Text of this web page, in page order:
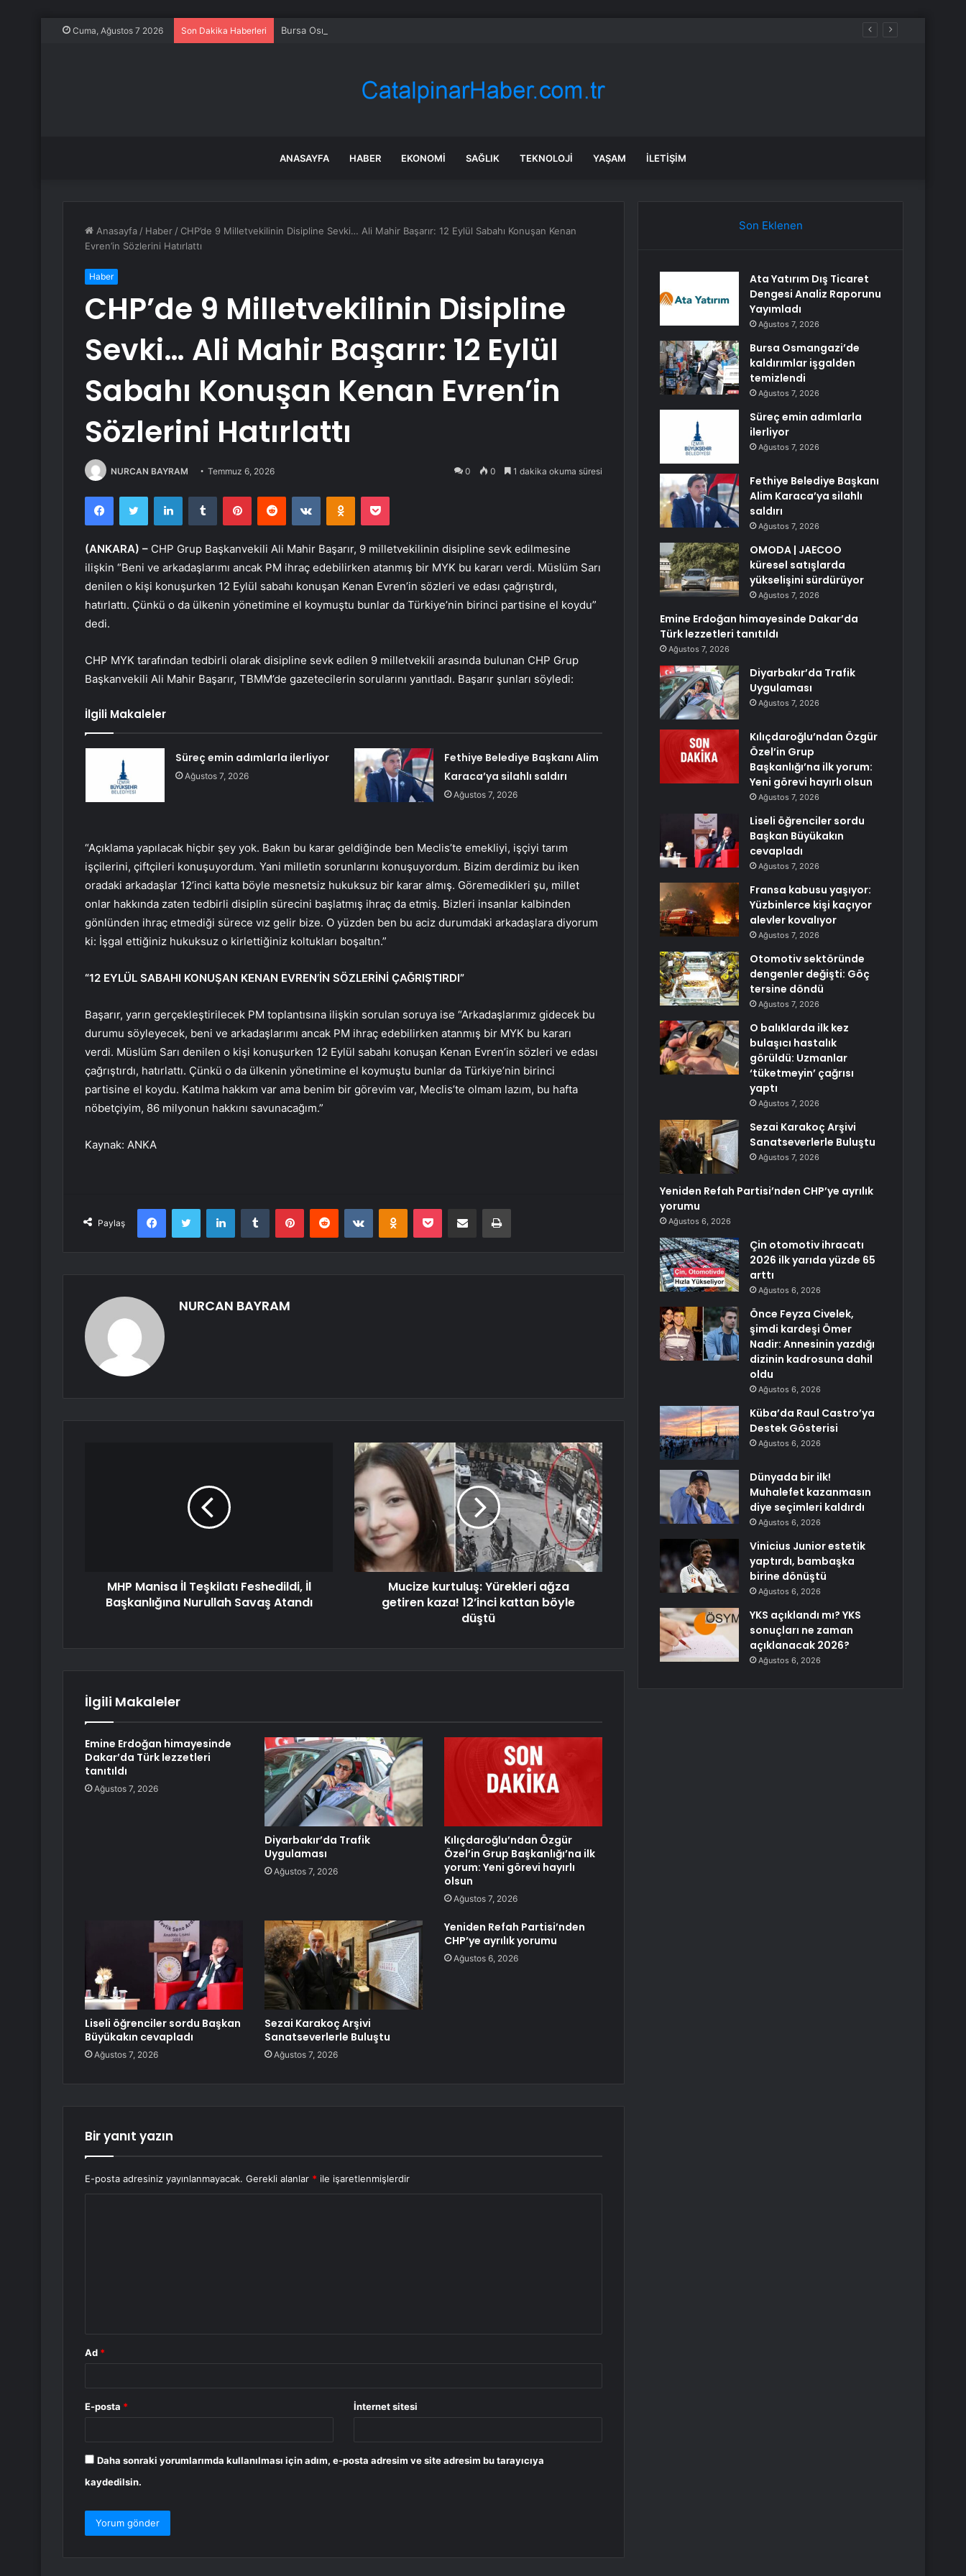
Cuma, Ağustos 7 2026 Son Dakika Haberleri Bursa Osmangazi’de kaldırımlar işgalden temizlendi
ANASAYFA HABER EKONOMI SAĞLIK TEKNOLOJI YAŞAM İLETIŞIM
Anasayfa / Haber / CHP’de 9 Milletvekilinin Disipline Sevki… Ali Mahir Başarır: 12 Eylül Sabahı Konuşan Kenan
Evren’in Sözlerini Hatırlattı
Haber
CHP’de 9 Milletvekilinin Disipline
Sevki… Ali Mahir Başarır: 12 Eylül
Sabahı Konuşan Kenan Evren’in
Sözlerini Hatırlattı
NURCAN BAYRAM Temmuz 6, 2026 0 0 1 dakika okuma süresi
FacebookTwitter LinkedInTumblr PinterestReddit VKontakteOdnoklassniki
Pocket
(ANKARA) – CHP Grup Başkanvekili Ali Mahir Başarır, 9 milletvekilinin disipline sevk edilmesine
ilişkin “Beni ve arkadaşlarımı ancak PM ihraç edebilirken atanmış bir MYK bu kararı verdi. Müslüm Sarı
denilen o kişi konuşurken 12 Eylül sabahı konuşan Kenan Evren’in sözleri ve edası çağrıştırdı,
hatırlattı. Çünkü o da ülkenin yönetimine el koymuştu bunlar da Türkiye’nin birinci partisine el koydu”
dedi.
CHP MYK tarafından tedbirli olarak disipline sevk edilen 9 milletvekili arasında bulunan CHP Grup
Başkanvekili Ali Mahir Başarır, TBMM’de gazetecilerin sorularını yanıtladı. Başarır şunları söyledi:
İlgili Makaleler
Süreç emin adımlarla ilerliyor
Ağustos 7, 2026
Fethiye Belediye Başkanı Alim
Karaca’ya silahlı saldırı
Ağustos 7, 2026
“Açıklama yapılacak hiçbir şey yok. Bakın bu karar geldiğinde ben Meclis’te emekliyi, işçiyi tarım
işçilerini, çiftçileri konuşuyordum. Yani milletin sorunlarını konuşuyordum. Bizim derdimiz bu iken
oradaki arkadaşlar 12’inci katta böyle mesnetsiz hukuksuz bir karar almış. Göremedikleri şu, millet
onlar hakkında zaten tedbirli disiplin sürecini başlatmış ihraç da etmiş. Bizleri insanlar kalbinden
gönlünden ihraç etmediği sürece vız gelir bize. O yüzden ben bu aciz durumdaki arkadaşlara diyorum
ki: İşgal ettiğiniz hukuksuz o kirlettiğiniz koltukları boşaltın.”
“12 EYLÜL SABAHI KONUŞAN KENAN EVREN’İN SÖZLERİNİ ÇAĞRIŞTIRDI”
Başarır, yarın gerçekleştirilecek PM toplantısına ilişkin sorulan soruya ise “Arkadaşlarımız gidecek bu
durumu söyleyecek, beni ve arkadaşlarımı ancak PM ihraç edebilirken atanmış bir MYK bu kararı
verdi. Müslüm Sarı denilen o kişi konuşurken 12 Eylül sabahı konuşan Kenan Evren’in sözleri ve edası
çağrıştırdı, hatırlattı. Çünkü o da ülkenin yönetimine el koymuştu bunlar da Türkiye’nin birinci
partisine el koydu. Katılma hakkım var ama benim bir görevim var, Meclis’te olmam lazım, bu hafta
nöbetçiyim, 86 milyonun hakkını savunacağım.”
Kaynak: ANKA
Paylaş
FacebookTwitter LinkedInTumblr PinterestReddit VKontakteOdnoklassniki
Pocket E-Posta ile paylaş Yazdır
NURCAN BAYRAM
MHP Manisa İl Teşkilatı Feshedildi, İl
Başkanlığına Nurullah Savaş Atandı
Mucize kurtuluş: Yürekleri ağza
getiren kaza! 12’inci kattan böyle
düştü
İlgili Makaleler
Emine Erdoğan himayesinde
Dakar’da Türk lezzetleri
tanıtıldı
Ağustos 7, 2026
Diyarbakır’da Trafik
Uygulaması
Ağustos 7, 2026
Kılıçdaroğlu’ndan Özgür
Özel’in Grup Başkanlığı’na ilk
yorum: Yeni görevi hayırlı
olsun
Ağustos 7, 2026
Liseli öğrenciler sordu Başkan
Büyükakın cevapladı
Ağustos 7, 2026
Sezai Karakoç Arşivi
Sanatseverlerle Buluştu
Ağustos 7, 2026
Yeniden Refah Partisi’nden
CHP’ye ayrılık yorumu
Ağustos 6, 2026
Bir yanıt yazın
E-posta adresiniz yayınlanmayacak. Gerekli alanlar * ile işaretlenmişlerdir
Ad *
E-posta * İnternet sitesi
Daha sonraki yorumlarımda kullanılması için adım, e-posta adresim ve site adresim bu tarayıcıya
kaydedilsin.
Son Eklenen
Ata Yatırım Dış Ticaret
Dengesi Analiz Raporunu
Yayımladı
Ağustos 7, 2026
Bursa Osmangazi’de
kaldırımlar işgalden
temizlendi
Ağustos 7, 2026
Süreç emin adımlarla
ilerliyor
Ağustos 7, 2026
Fethiye Belediye Başkanı
Alim Karaca’ya silahlı
saldırı
Ağustos 7, 2026
OMODA | JAECOO
küresel satışlarda
yükselişini sürdürüyor
Ağustos 7, 2026
Emine Erdoğan himayesinde Dakar’da
Türk lezzetleri tanıtıldı
Ağustos 7, 2026
Diyarbakır’da Trafik
Uygulaması
Ağustos 7, 2026
Kılıçdaroğlu’ndan Özgür
Özel’in Grup
Başkanlığı’na ilk yorum:
Yeni görevi hayırlı olsun
Ağustos 7, 2026
Liseli öğrenciler sordu
Başkan Büyükakın
cevapladı
Ağustos 7, 2026
Fransa kabusu yaşıyor:
Yüzbinlerce kişi kaçıyor
alevler kovalıyor
Ağustos 7, 2026
Otomotiv sektöründe
dengenler değişti: Göç
tersine döndü
Ağustos 7, 2026
O balıklarda ilk kez
bulaşıcı hastalık
görüldü: Uzmanlar
‘tüketmeyin’ çağrısı
yaptı
Ağustos 7, 2026
Sezai Karakoç Arşivi
Sanatseverlerle Buluştu
Ağustos 7, 2026
Yeniden Refah Partisi’nden CHP’ye ayrılık
yorumu
Ağustos 6, 2026
Çin otomotiv ihracatı
2026 ilk yarıda yüzde 65
arttı
Ağustos 6, 2026
Önce Feyza Civelek,
şimdi kardeşi Ömer
Nadir: Annesinin yazdığı
dizinin kadrosuna dahil
oldu
Ağustos 6, 2026
Küba’da Raul Castro’ya
Destek Gösterisi
Ağustos 6, 2026
Dünyada bir ilk!
Muhalefet kazanmasın
diye seçimleri kaldırdı
Ağustos 6, 2026
Vinicius Junior estetik
yaptırdı, bambaşka
birine dönüştü
Ağustos 6, 2026
YKS açıklandı mı? YKS
sonuçları ne zaman
açıklanacak 2026?
Ağustos 6, 2026